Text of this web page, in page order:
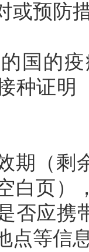
或预防
的疫
种证明
（剩余
白页
否应携
点等信